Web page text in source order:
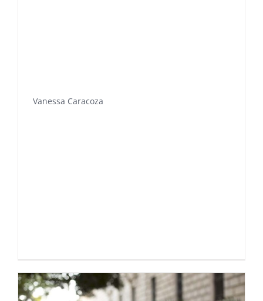
Vanessa Caracoza